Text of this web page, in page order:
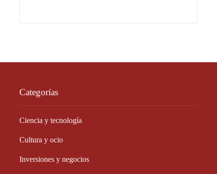
Categorías
Ciencia y tecnología
Cultura y ocio
Inversiones y negocios